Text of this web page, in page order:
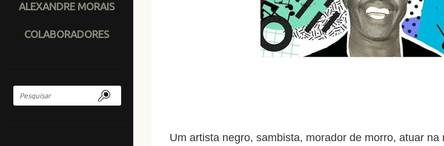
ALEXANDRE MORAIS
COLABORADORES
Um artista negro, sambista, morador de morro, atuar